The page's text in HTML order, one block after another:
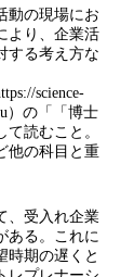
動の現場にお
より、企業活
する考え方な
science-
）の「「博士
読むこと。
他の科目と重
、受入れ企業
ある。これに
時期の遅くと